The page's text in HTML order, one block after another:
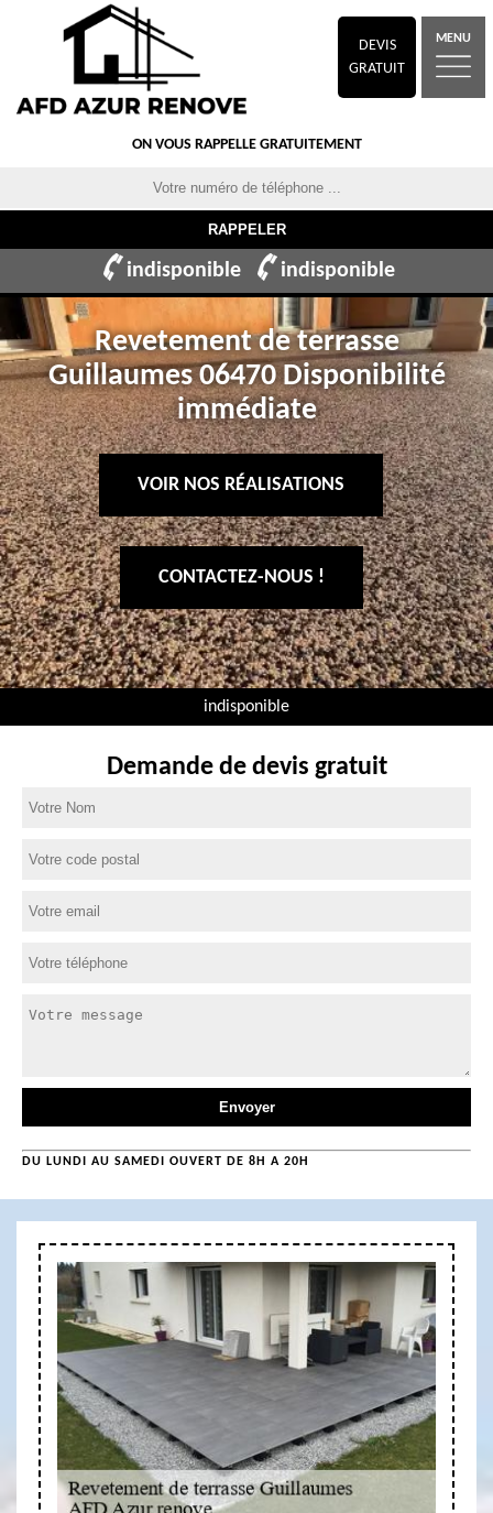
DEVIS
GRATUIT
MENU
ON VOUS RAPPELLE GRATUITEMENT
indisponible indisponible
Revetement de terrasse
Guillaumes 06470 Disponibilité
immédiate
VOIR NOS RÉALISATIONS
CONTACTEZ-NOUS !
indisponible
Demande de devis gratuit
DU LUNDI AU SAMEDI OUVERT DE 8H A 20H